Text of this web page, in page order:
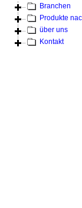
Branchen
Produkte
über uns
Kontakt